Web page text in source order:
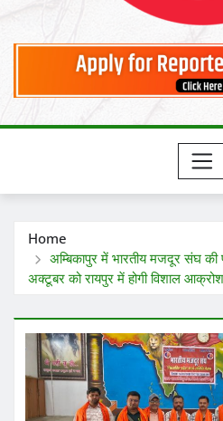
Home
अम्बिकापुर में भारतीय मजदूर संघ
अक्टूबर को रायपुर में होगी विशाल